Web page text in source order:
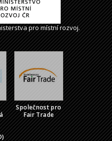
pro místní rozvoj.
Společnost pro
Fair Trade